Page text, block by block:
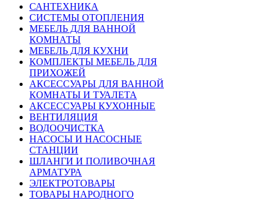
САНТЕХНИКА
СИСТЕМЫ ОТОПЛЕНИЯ
МЕБЕЛЬ ДЛЯ ВАННОЙ
КОМНАТЫ
МЕБЕЛЬ ДЛЯ КУХНИ
КОМПЛЕКТЫ МЕБЕЛЬ ДЛЯ
ПРИХОЖЕЙ
АКСЕССУАРЫ ДЛЯ ВАННОЙ
КОМНАТЫ И ТУАЛЕТА
АКСЕССУАРЫ КУХОННЫЕ
ВЕНТИЛЯЦИЯ
ВОДООЧИСТКА
НАСОСЫ И НАСОСНЫЕ
СТАНЦИИ
ШЛАНГИ И ПОЛИВОЧНАЯ
АРМАТУРА
ЭЛЕКТРОТОВАРЫ
ТОВАРЫ НАРОДНОГО